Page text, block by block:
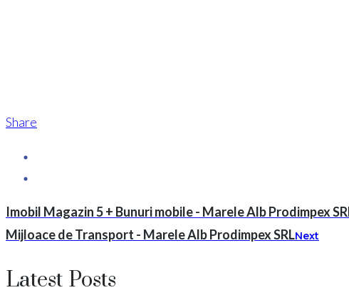
Share
Imobil Magazin 5 + Bunuri mobile - Marele Alb Prodimpex
Mijloace de Transport - Marele Alb Prodimpex SRLNext
Latest Posts